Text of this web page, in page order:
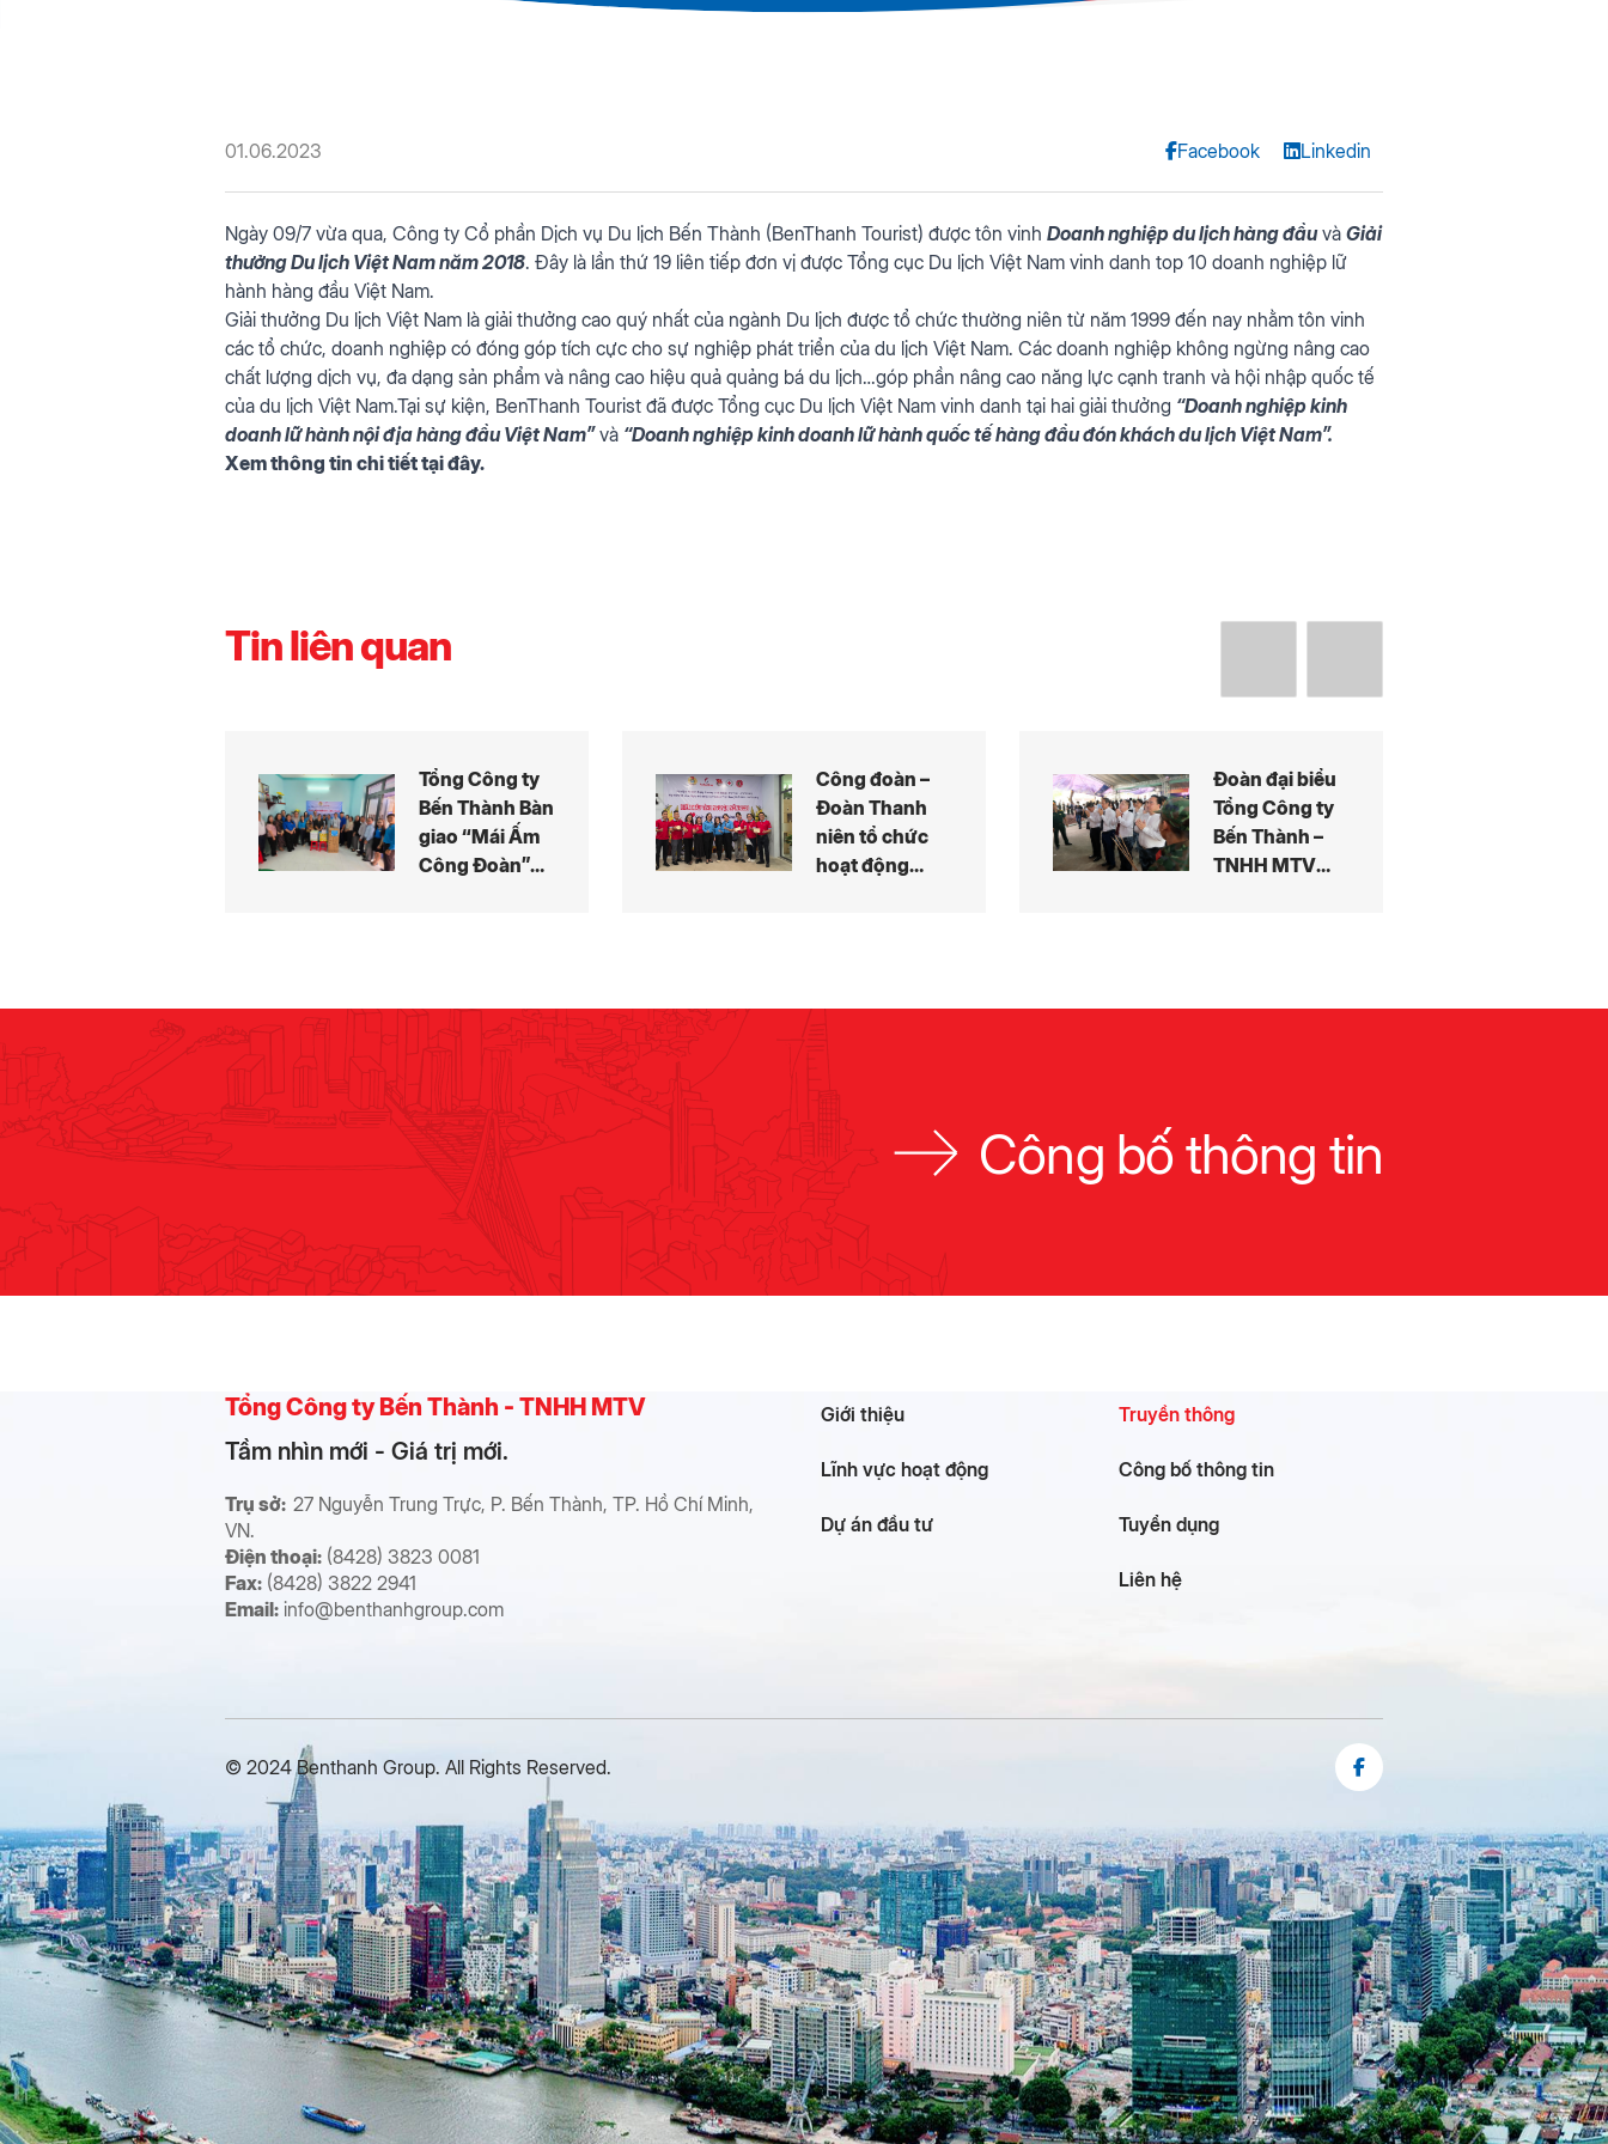
01.06.2023 Facebook Linkedin
Ngày 09/7 vừa qua, Công ty Cổ phần Dịch vụ Du lịch Bến Thành (BenThanh Tourist) được tôn vinh Doanh nghiệp du lịch hàng đầuvàGiải
thưởng Du lịch Việt Nam năm 2018. Đây là lần thứ 19 liên tiếp đơn vị được Tổng cục Du lịch Việt Nam vinh danh top 10 doanh nghiệp lữ
hành hàng đầu Việt Nam.
Giải thưởng Du lịch Việt Nam là giải thưởng cao quý nhất của ngành Du lịch được tổ chức thường niên từ năm 1999 đến nay nhằm tôn vinh
các tổ chức, doanh nghiệp có đóng góp tích cực cho sự nghiệp phát triển của du lịch Việt Nam. Các doanh nghiệp không ngừng nâng cao
chất lượng dịch vụ, đa dạng sản phẩm và nâng cao hiệu quả quảng bá du lịch…góp phần nâng cao năng lực cạnh tranh và hội nhập quốc tế
của du lịch Việt Nam.Tại sự kiện, BenThanh Tourist đã được Tổng cục Du lịch Việt Nam vinh danh tại hai giải thưởng “Doanh nghiệp kinh
doanh lữ hành nội địa hàng đầu Việt Nam”và “Doanh nghiệp kinh doanh lữ hành quốc tế hàng đầu đón khách du lịch Việt Nam”.
Xem thông tin chi tiết tại đây.
Tin liên quan
Tổng Công ty
Bến Thành Bàn
giao “Mái Ấm
Công Đoàn”
Công đoàn –
Đoàn Thanh
niên tổ chức
hoạt động
Đoàn đại biểu
Tổng Công ty
Bến Thành –
TNHH MTV
viên Lê Thị
Công bố thông tin
Tổng Công ty Bến Thành - TNHH MTV
Tầm nhìn mới - Giá trị mới.
Trụ sở: 27 Nguyễn Trung Trực, P. Bến Thành, TP. Hồ Chí Minh,
VN.
Điện thoại: (8428) 3823 0081
Fax: (8428) 3822 2941
Email: info@benthanhgroup.com
Giới thiệu
Lĩnh vực hoạt động
Dự án đầu tư
Truyền thông
Công bố thông tin
Tuyển dụng
Liên hệ
© 2024 Benthanh Group. All Rights Reserved.